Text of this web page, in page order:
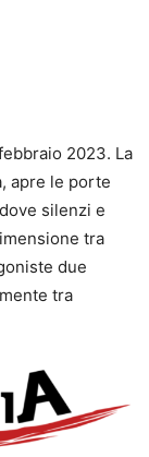
2023. La
apre le porte
silenzi e
tra
due
tra